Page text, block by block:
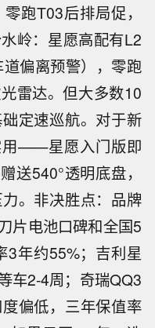
跑T03后排局促，
岭：星愿高配有L2
偏离预警），零跑
雷达。但大多数10
定速巡航。对于新
用——星愿入门版即
送540°透明底盘，
。非决胜点：品牌
片电池口碑和全国5
3年约55%；吉利星
车2-4周；奇瑞QQ3
偏低，三年保值率